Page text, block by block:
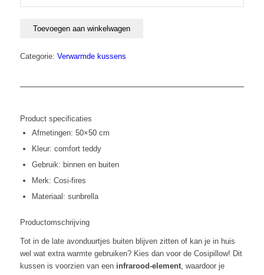
verwarmend
50x50
Toevoegen aan winkelwagen
Categorie: Verwarmde kussens
Product specificaties
Afmetingen: 50×50 cm
Kleur: comfort teddy
Gebruik: binnen en buiten
Merk: Cosi-fires
Materiaal: sunbrella
Productomschrijving
Tot in de late avonduurtjes buiten blijven zitten of kan je in huis
wel wat extra warmte gebruiken? Kies dan voor de Cosipillow! Dit
kussen is voorzien van een infrarood-element, waardoor je